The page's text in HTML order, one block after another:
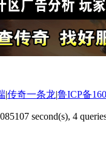
|传奇一条龙|鲁ICP备
second(s), 4